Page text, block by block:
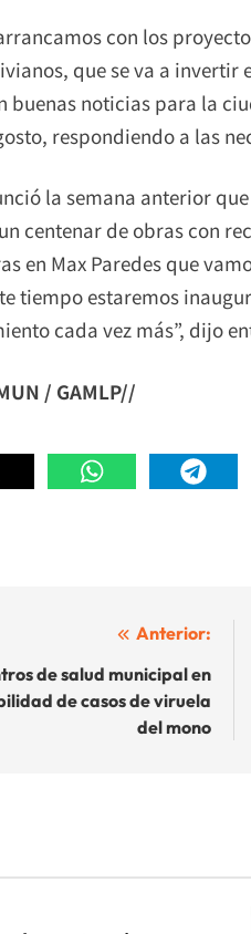
con los
que se va a
buenas noticias para la
respondiendo a las
la semana anterior
centenar de obras con
en Max Paredes que
tiempo estaremos
cada vez más”, dijo
/ GAMLP//
Anterior:
de salud municipal en
de casos de viruela
del mono